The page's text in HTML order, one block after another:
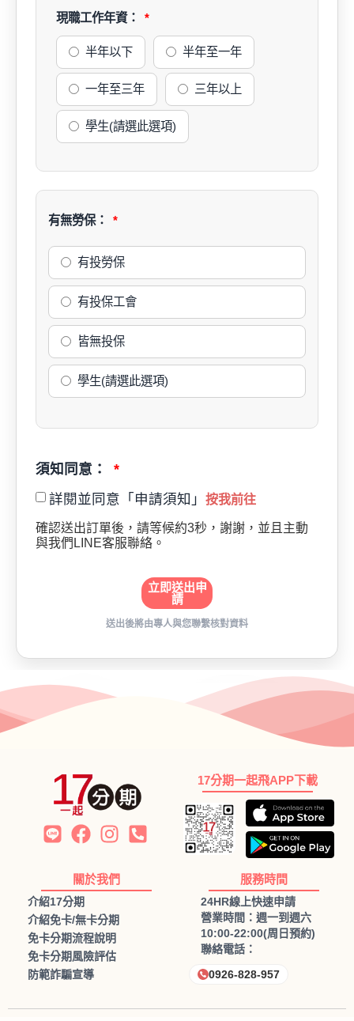
現職工作年資：
半年以下 半年至一年
一年至三年 三年以上
學生(請選此選項)
有無勞保：
有投勞保
有投保工會
皆無投保
學生(請選此選項)
須知同意：
詳閱並同意「申請須知」 按我前往
確認送出訂單後，請等候約3秒，謝謝，並且主動
與我們LINE客服聯絡。
立即送出申
請
17分期一起飛APP下載
關於我們
介紹17分期
介紹免卡/無卡分期
免卡分期流程說明
免卡分期風險評估
防範詐騙宣導
服務時間
24HR線上快速申請
營業時間：週一到週六
10:00-22:00(周日預約)
聯絡電話：
0926-828-957